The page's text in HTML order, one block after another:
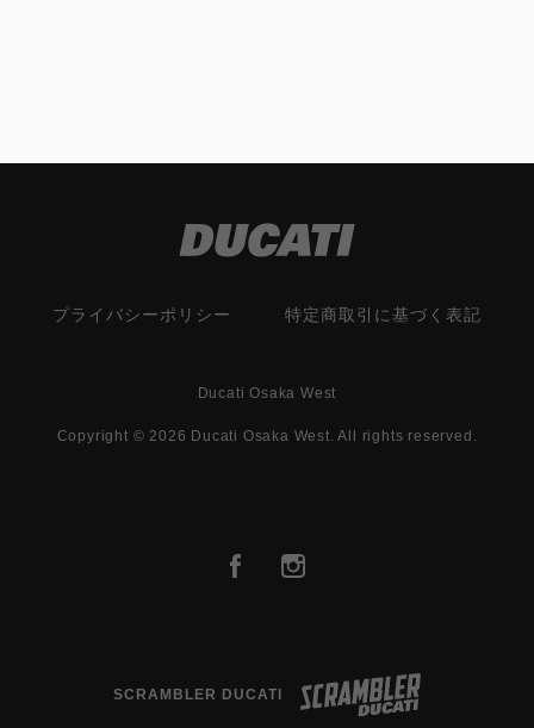
プライバシーポリシー 特定商取引に基づく表記
Ducati Osaka West
Copyright © 2026 Ducati Osaka West. All rights reserved.
SCRAMBLER DUCATI